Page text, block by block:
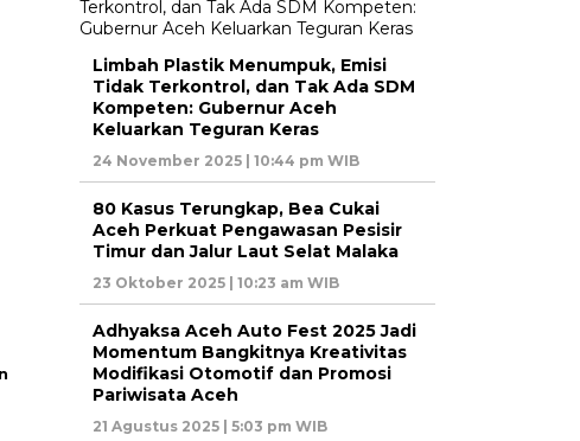
Limbah Plastik Menumpuk, Emisi
Tidak Terkontrol, dan Tak Ada SDM
Kompeten: Gubernur Aceh
Keluarkan Teguran Keras
24 November 2025 | 10:44 pm WIB
80 Kasus Terungkap, Bea Cukai
Aceh Perkuat Pengawasan Pesisir
Timur dan Jalur Laut Selat Malaka
23 Oktober 2025 | 10:23 am WIB
Adhyaksa Aceh Auto Fest 2025 Jadi
Momentum Bangkitnya Kreativitas
Modifikasi Otomotif dan Promosi
Pariwisata Aceh
21 Agustus 2025 | 5:03 pm WIB